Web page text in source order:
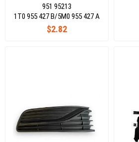
951 95213
$2.82
1T0 955 427 B/5M0 955 427 A